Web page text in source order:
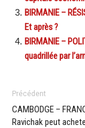
BIRMANIE –
Et après ?
BIRMANIE –
quadrillée par
Précédent
CAMBODGE –
Ravichak peut